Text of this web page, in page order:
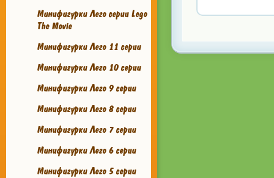
Минифигурки Лего серии Lego
The Movie
Минифигурки Лего 11 серии
Минифигурки Лего 10 серии
Минифигурки Лего 9 серии
Минифигурки Лего 8 серии
Минифигурки Лего 7 серии
Минифигурки Лего 6 серии
Минифигурки Лего 5 серии